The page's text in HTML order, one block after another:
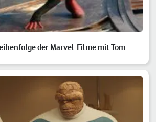
der Marvel-Filme mit Tom